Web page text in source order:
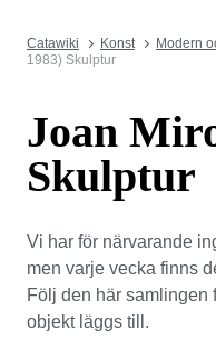
Catawiki Konst Modern
1983) Skulptur
Joan
Skulptur
Vi har för närvarande
men varje vecka finns
Följ den här samlingen
objekt läggs till.